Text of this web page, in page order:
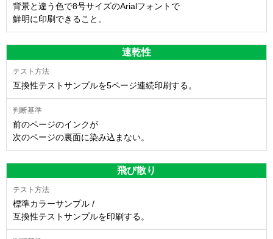
背景と違う色で8号サイズのArialフォントで
鮮明に印刷できること。
速乾性
互換性テストサンプルを5ページ連続印刷する。
前のページのインクが
次のページの裏面に染み込まない。
飛び散り
標準カラーサンプル /
互換性テストサンプルを印刷する。